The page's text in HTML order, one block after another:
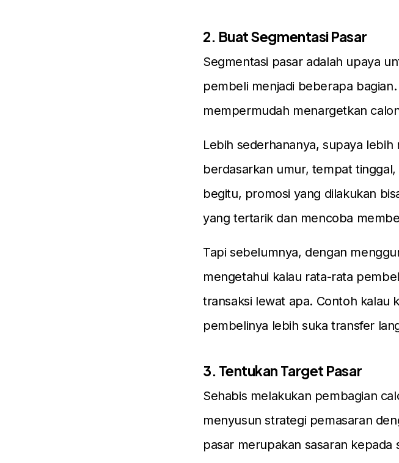
2. Buat Segmentasi Pasar
Segmentasi pasar adalah upaya
pembeli menjadi beberapa
mempermudah menargetkan
Lebih sederhananya, supaya
berdasarkan umur, tempat
begitu, promosi yang dilakukan
yang tertarik dan mencoba
Tapi sebelumnya, dengan
mengetahui kalau rata-rata
transaksi lewat apa. Contoh kalau
pembelinya lebih suka transfer
3. Tentukan Target Pasar
Sehabis melakukan pembagian
menyusun strategi pemasaran
pasar merupakan sasaran kepada